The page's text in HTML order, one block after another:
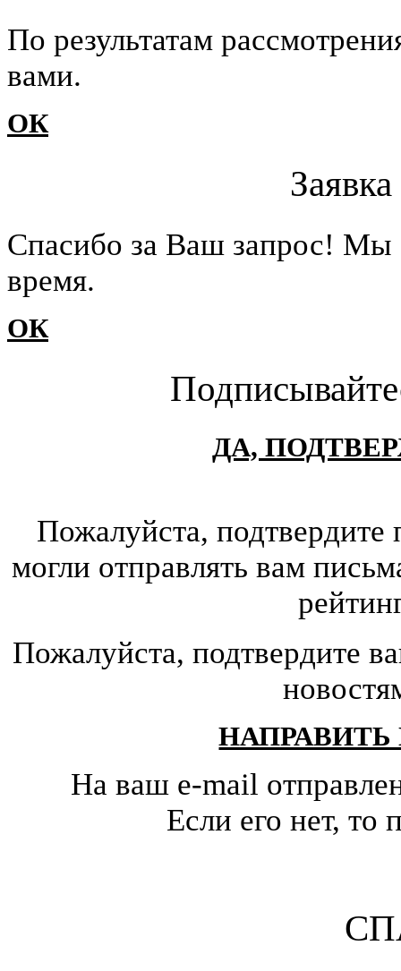
По результатам
вами.
ОК
Cпасибо за Ваш запрос!
время.
ОК
ДА,
Пожалуйста,
могли отправлять вам
Пожалуйста, подтвердите
На ваш e-mail
Если его нет,